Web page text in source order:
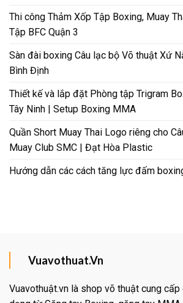
Thi công Thảm Xốp Tập Boxing, Muay
Tập BFC Quận 3
Sàn đài boxing Câu lạc bộ Võ thuật Xứ
Bình Định
Thiết kế và lắp đặt Phòng tập Trigram
Tây Ninh | Setup Boxing MMA
Quần Short Muay Thai Logo riêng cho
Muay Club SMC | Đạt Hòa Plastic
Hướng dẫn các cách tăng lực đấm
Vuavothuat.Vn
Vuavothuật.vn là shop võ thuật cung